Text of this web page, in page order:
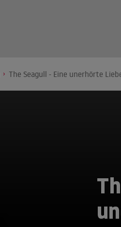
The Seagull - Eine unerhörte